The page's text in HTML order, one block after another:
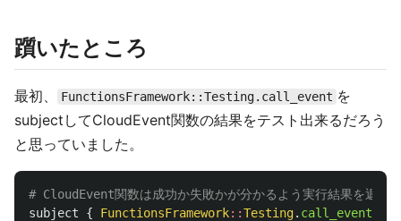
躓いたところ
最初、 FunctionsFramework::Testing.call_event を
subjectしてCloudEvent関数の結果をテスト出来るだろう
と思っていました。
# CloudEvent関数は成功か失敗かが分かるよう実行結果を返す
subject
{ FunctionsFramework::Testing. call_event